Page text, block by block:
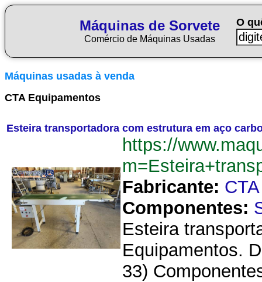
Máquinas de Sorvete
Comércio de Máquinas Usadas
O
Máquinas usadas à venda
CTA Equipamentos
Esteira transportadora com estrutura em aço
https://
Fabricante:
Componentes:
Esteira
Equipamentos.
33)